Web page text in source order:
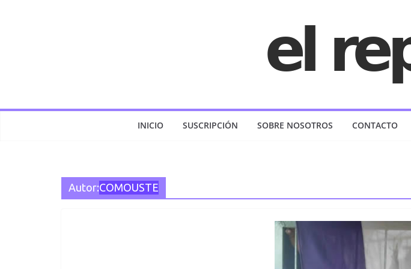
INICIO SUSCRIPCIÓN SOBRE NOSOTROS CONTACTO
Autor:COMOUSTE